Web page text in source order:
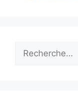
Rechercher :